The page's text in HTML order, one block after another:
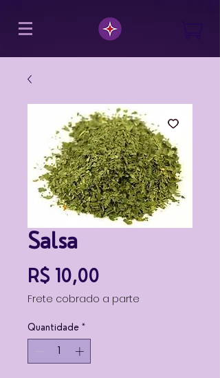
Salsa
R$ 10,00Preço
Frete cobrado a parte
Quantidade *